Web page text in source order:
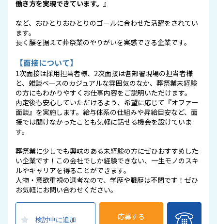
働き方を実現できています。』
など、おひとりおひとりのゴールに合わせた活躍をされてい
ます。
長く腰を据えて葬祭業のやりがいを実感できる企業です。
【面接について】
1次面接は採用担当者様、2次面接は各部署現場の担当者様
と、雑談ベースのカジュアルな雰囲気のなか、葬祭業未経験
の方にもわかりやすくお仕事内容をご説明いただけます。
内定後も安心していただけるよう、希望に応じて『オファー
面談』を実施します。給与体系の仕組みや昇給目安など、面
接では聞けなかったことも気軽に話せる機会を設けていま
す。
葬祭業に少しでも興味のある未経験の方にぜひおすすめした
い企業です！この会社でしか経験できない、一生モノのスキ
ルやキャリアを得ることができます。
人物・意欲重視の選考なので、学歴や職歴は不問です！ぜひ
お気軽にお問い合わせください。
検討中に追加 応募する